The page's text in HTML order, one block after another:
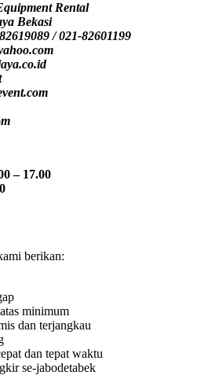
Rental
Bekasi
/ 021-82601199
– 17.00
berikan:
minimum
dan terjangkau
dan tepat waktu
se-jabodetabek